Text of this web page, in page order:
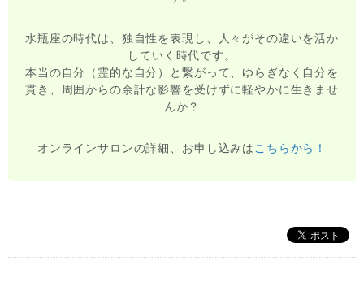
水瓶座の時代は、独自性を表現し、人々がその違いを活か
していく時代です。
本当の自分（霊的な自分）と繋がって、ゆらぎなく自分を
貫き、周囲からの余計な影響を受けずに軽やかに生きませ
んか？
オンラインサロンの詳細、お申し込みは こちらから！